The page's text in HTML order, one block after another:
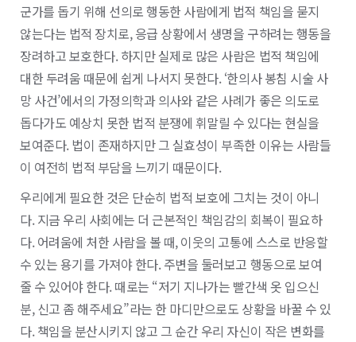
군가를 돕기 위해 선의로 행동한 사람에게 법적 책임을 묻지
않는다는 법적 장치로, 응급 상황에서 생명을 구하려는 행동을
장려하고 보호한다. 하지만 실제로 많은 사람은 법적 책임에
대한 두려움 때문에 쉽게 나서지 못한다. ‘한의사 봉침 시술 사
망 사건’에서의 가정의학과 의사와 같은 사례가 좋은 의도로
돕다가도 예상치 못한 법적 분쟁에 휘말릴 수 있다는 현실을
보여준다. 법이 존재하지만 그 실효성이 부족한 이유는 사람들
이 여전히 법적 부담을 느끼기 때문이다.
우리에게 필요한 것은 단순히 법적 보호에 그치는 것이 아니
다. 지금 우리 사회에는 더 근본적인 책임감의 회복이 필요하
다. 어려움에 처한 사람을 볼 때, 이웃의 고통에 스스로 반응할
수 있는 용기를 가져야 한다. 주변을 둘러보고 행동으로 보여
줄 수 있어야 한다. 때로는 “저기 지나가는 빨간색 옷 입으신
분, 신고 좀 해주세요”라는 한 마디만으로도 상황을 바꿀 수 있
다. 책임을 분산시키지 않고 그 순간 우리 자신이 작은 변화를